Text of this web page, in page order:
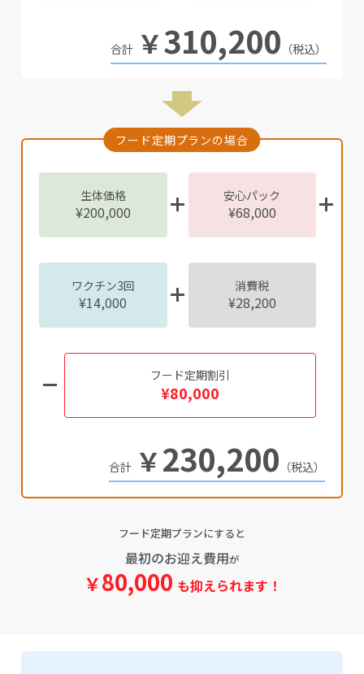
￥310,200 （税込）
フード定期プランの場合
生体価格
¥200,000
安心パック
¥68,000
ワクチン3回
¥14,000
消費税
¥28,200
フード定期割引
¥80,000
￥230,200 （税込）
フード定期プランにすると
最初のお迎え費用が
￥80,000 も抑えられます！